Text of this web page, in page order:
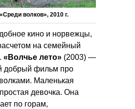
волков», 2010 г.
кино и норвежцы,
на семейный
«Волчье лето» (2003) —
добрый фильм про
Маленькая
девочка. Она
по горам,